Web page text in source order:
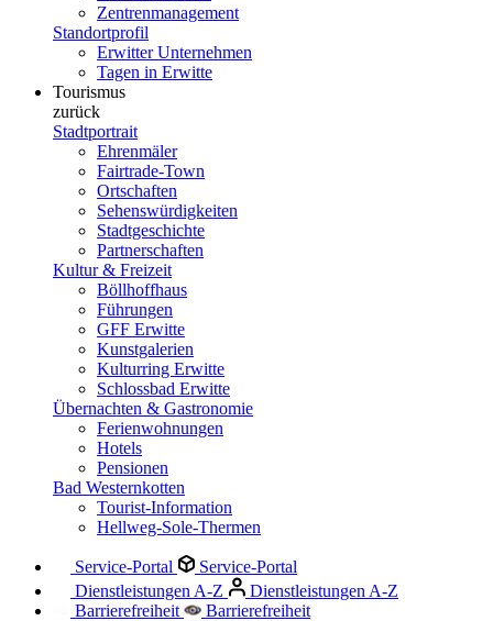
Zentrenmanagement
Standortprofil
Erwitter Unternehmen
Tagen in Erwitte
Tourismus
zurück
Stadtportrait
Ehrenmäler
Fairtrade-Town
Ortschaften
Sehenswürdigkeiten
Stadtgeschichte
Partnerschaften
Kultur & Freizeit
Böllhoffhaus
Führungen
GFF Erwitte
Kunstgalerien
Kulturring Erwitte
Schlossbad Erwitte
Übernachten & Gastronomie
Ferienwohnungen
Hotels
Pensionen
Bad Westernkotten
Tourist-Information
Hellweg-Sole-Thermen
Service-Portal
Service-Portal
Dienstleistungen A-Z
Dienstleistungen A-Z
Barrierefreiheit
Barrierefreiheit